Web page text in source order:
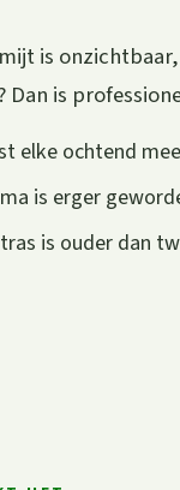
is
Dan is
elke ochtend
is erger
is ouder dan